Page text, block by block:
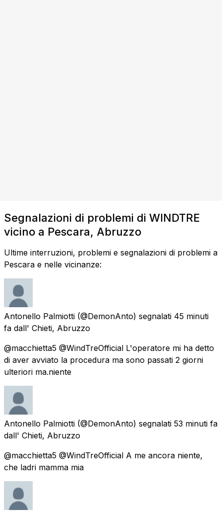
Segnalazioni di problemi di WINDTRE
vicino a Pescara, Abruzzo
Ultime interruzioni, problemi e segnalazioni di problemi a
Pescara e nelle vicinanze:
Antonello Palmiotti (@DemonAnto) segnalati 45 minuti
fa dall' Chieti, Abruzzo
@macchietta5 @WindTreOfficial L'operatore mi ha detto
di aver avviato la procedura ma sono passati 2 giorni
ulteriori ma.niente
Antonello Palmiotti (@DemonAnto) segnalati 53 minuti fa
dall' Chieti, Abruzzo
@macchietta5 @WindTreOfficial A me ancora niente,
che ladri mamma mia